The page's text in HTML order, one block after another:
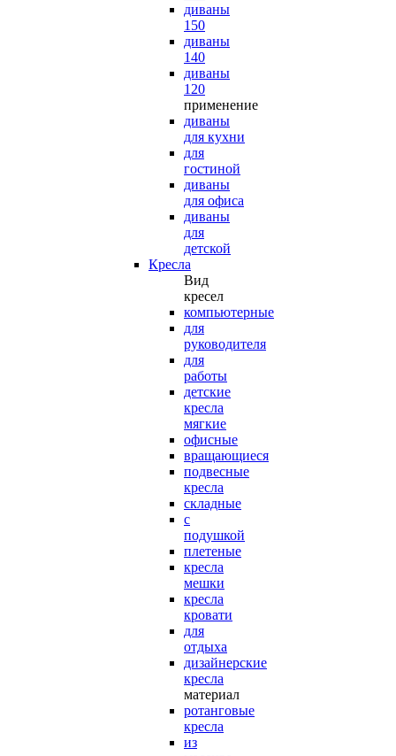
диваны
150
диваны
140
диваны
120
применение
диваны
для кухни
для
гостиной
диваны
для офиса
диваны
для
детской
Кресла
Вид
кресел
компьютерные
для
руководителя
для
работы
детские
кресла
мягкие
офисные
вращающиеся
подвесные
кресла
складные
с
подушкой
плетеные
кресла
мешки
кресла
кровати
для
отдыха
дизайнерские
кресла
материал
ротанговые
кресла
из